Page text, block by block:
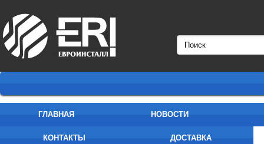
ГЛАВНАЯ НОВОСТИ
КОНТАКТЫ ДОСТАВКА